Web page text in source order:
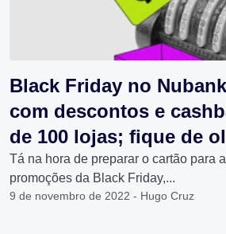
Black Friday no
com descontos e
de 100 lojas; fique de
Tá na hora de preparar o cartão para
promoções da Black Friday,...
9 de novembro de 2022 - Hugo Cruz